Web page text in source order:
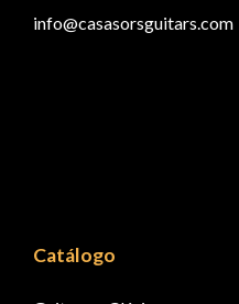
info@casasorsguitars.com
Catálogo